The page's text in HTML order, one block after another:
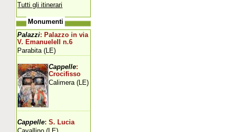
Tutti gli itinerari
Monumenti
Palazzi: Palazzo in via
V. EmanueleII n.6
Parabita (LE)
Cappelle:
Crocifisso
Calimera (LE)
Cappelle: S. Lucia
Cavallino (LE)